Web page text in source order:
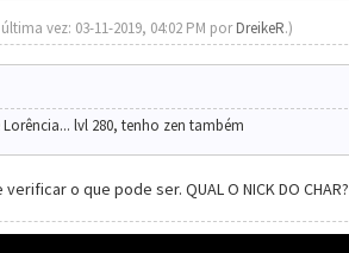
vez: 03-11-2019, 04:02 PM porDreikeR.)
lvl 280, tenho zen também
o que pode ser. QUAL O NICK DO CHAR?